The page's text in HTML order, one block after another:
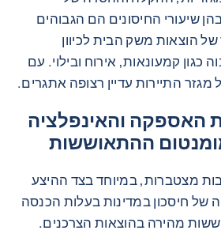
שיעורי החיסונים הם הגבוהים
הוצאות משק הבית לכיוון
כגון קמעונאות, אירוח ובילוי. עם
התיירות עדיין רצופה אתגרים.
האספקה והאינפלציה
ההתאוששות
מצטברות, במיוחד בצד ההיצע
חיסכון במדינות בעלות הכנסה
מהירה בהוצאות הצרכנים.